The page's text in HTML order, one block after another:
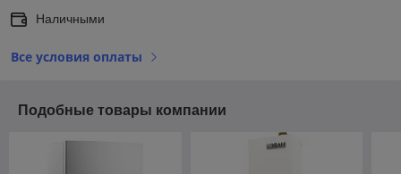
Наличными
Все условия оплаты
Подобные товары компании